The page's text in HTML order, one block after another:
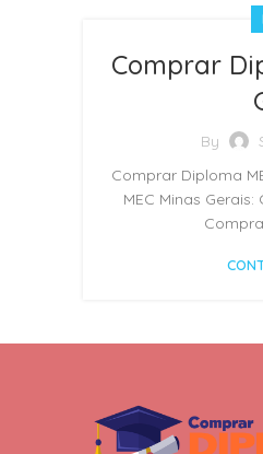
Comprar
By
Comprar Diploma
MEC Minas